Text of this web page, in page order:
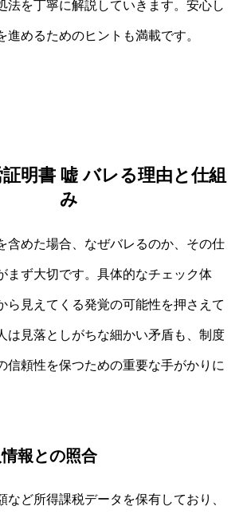
法を丁寧に解説していきます。安心し
進めるためのヒントも満載です。
明書 嘘 バレる理由と仕組
み
含めた場合、なぜバレるのか、その仕
まず大切です。具体的なチェック体
ら見えてくる発覚の可能性を押さえて
は見落としがちな細かい矛盾も、制度
信頼性を保つための重要な手がかりに
報との照合
など所得課税データを保有しており、